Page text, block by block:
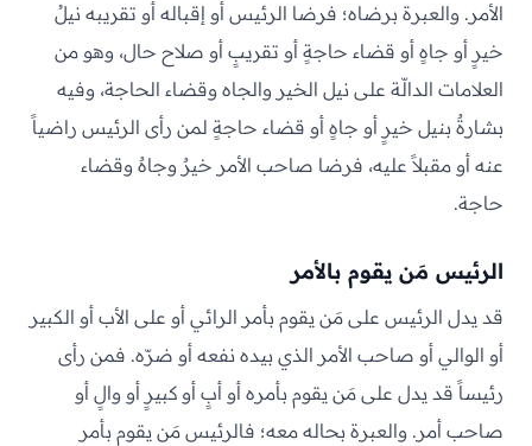
الأمر. والعبرة برضاه؛ فرضا الرئيس أو إقباله أو تقريبه نيلُ
خيرٍ أو جاهٍ أو قضاء حاجةٍ أو تقريبٍ أو صلاح حال، وهو من
العلامات الدالّة على نيل الخير والجاه وقضاء الحاجة، وفيه
بشارةٌ بنيل خيرٍ أو جاهٍ أو قضاء حاجةٍ لمن رأى الرئيس راضياً
عنه أو مقبلاً عليه، فرضا صاحب الأمر خيرٌ وجاهٌ وقضاء
حاجة.
الرئيس مَن يقوم بالأمر
قد يدل الرئيس على مَن يقوم بأمر الرائي أو على الأب أو الكبير
أو الوالي أو صاحب الأمر الذي بيده نفعه أو ضرّه. فمن رأى
رئيساً قد يدل على مَن يقوم بأمره أو أبٍ أو كبيرٍ أو والٍ أو
صاحب أمر. والعبرة بحاله معه؛ فالرئيس مَن يقوم بأمر